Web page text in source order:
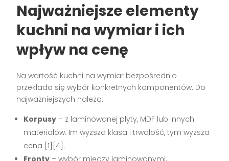
Najważniejsze elementy
kuchni na wymiar i ich
wpływ na cenę
Na wartość kuchni na wymiar bezpośrednio
przekłada się wybór konkretnych komponentów. Do
najważniejszych należą:
Korpusy – z laminowanej płyty, MDF lub innych
materiałów. Im wyższa klasa i trwałość, tym wyższa
cena [1][4] .
Fronty – wybór między laminowanymi,